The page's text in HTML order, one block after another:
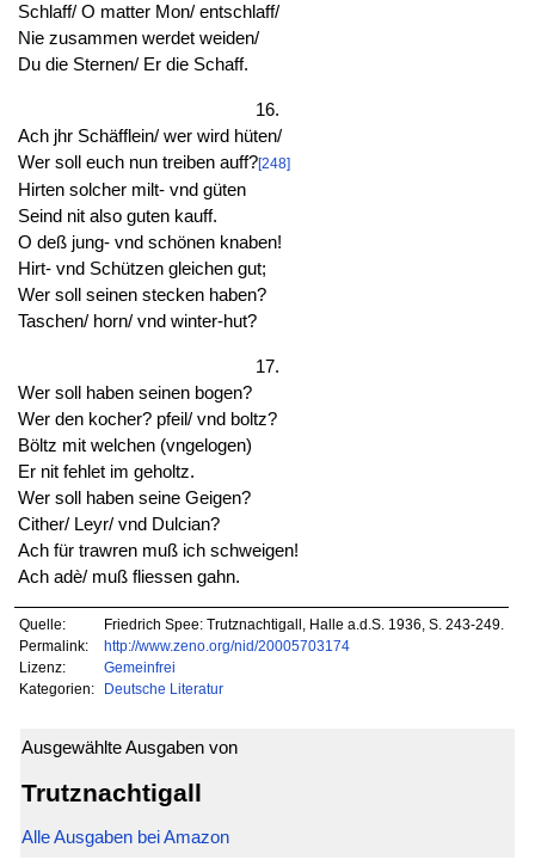
Schlaff/ O matter Mon/ entschlaff/
Nie zusammen werdet weiden/
Du die Sternen/ Er die Schaff.
16.
Ach jhr Schäfflein/ wer wird hüten/
Wer soll euch nun treiben auff?[248]
Hirten solcher milt- vnd güten
Seind nit also guten kauff.
O deß jung- vnd schönen knaben!
Hirt- vnd Schützen gleichen gut;
Wer soll seinen stecken haben?
Taschen/ horn/ vnd winter-hut?
17.
Wer soll haben seinen bogen?
Wer den kocher? pfeil/ vnd boltz?
Böltz mit welchen (vngelogen)
Er nit fehlet im geholtz.
Wer soll haben seine Geigen?
Cither/ Leyr/ vnd Dulcian?
Ach für trawren muß ich schweigen!
Ach adè/ muß fliessen gahn.
Quelle:
Friedrich Spee: Trutznachtigall, Halle a.d.S. 1936, S. 243-249.
Permalink:
http://www.zeno.org/nid/20005703174
Lizenz:
Gemeinfrei
Kategorien:
Deutsche Literatur
Ausgewählte Ausgaben von
Trutznachtigall
Alle Ausgaben bei Amazon